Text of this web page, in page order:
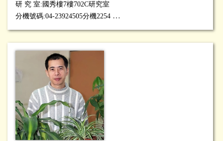
研 究 室:國秀樓7樓702C研究室
分機號碼:04-23924505分機2254
研究專長:製程能力分析等